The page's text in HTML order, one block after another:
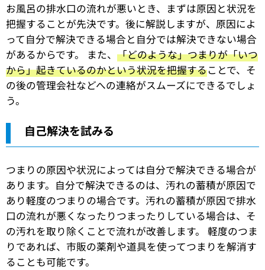
お風呂の排水口の流れが悪いとき、まずは原因と状況を
把握することが先決です。後に解説しますが、原因によ
って自分で解決できる場合と自分では解決できない場合
があるからです。 また、 「どのような」つまりが「いつ
から」起きているのかという状況を把握することで、そ
の後の管理会社などへの連絡がスムーズにできるでしょ
う。
自己解決を試みる
つまりの原因や状況によっては自分で解決できる場合が
あります。自分で解決できるのは、汚れの蓄積が原因で
あり軽度のつまりの場合です。汚れの蓄積が原因で排水
口の流れが悪くなったりつまったりしている場合は、そ
の汚れを取り除くことで流れが改善します。 軽度のつま
りであれば、市販の薬剤や道具を使ってつまりを解消す
ることも可能です。